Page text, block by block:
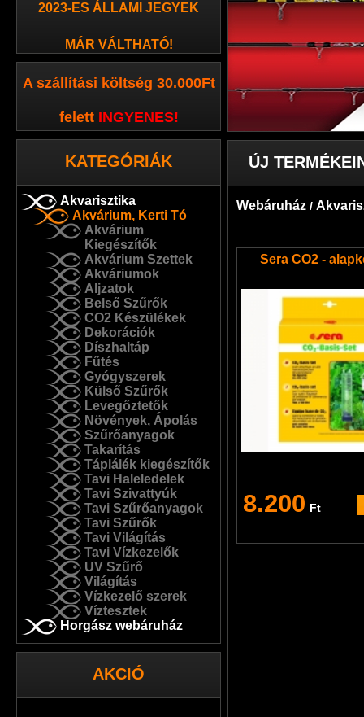
2023-ES ÁLLAMI JEGYEK
MÁR VÁLTHATÓ!
A szállítási költség 30.000Ft
felett INGYENES!
KATEGÓRIÁK
Akvarisztika
Akvárium, Kerti Tó
Akvárium
Kiegészítők
Akvárium Szettek
Akváriumok
Aljzatok
Belső Szűrők
CO2 Készülékek
Dekorációk
Díszhaltáp
Fűtés
Gyógyszerek
Külső Szűrők
Levegőztetők
Növények, Ápolás
Szűrőanyagok
Takarítás
Táplálék kiegészítők
Tavi Haleledelek
Tavi Szivattyúk
Tavi Szűrőanyagok
Tavi Szűrők
Tavi Világítás
Tavi Vízkezelők
UV Szűrő
Világítás
Vízkezelő szerek
Víztesztek
Horgász webáruház
AKCIÓ
ÚJ
Webáruház /
Sera CO2 -
8.200 Ft